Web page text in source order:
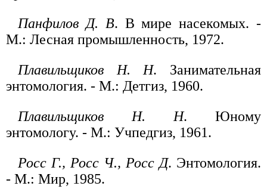
Панфилов Д. В. В мире насекомых. -
М.: Лесная промышленность, 1972.
Плавильщиков Н. Н. Занимательная
энтомология. - М.: Детгиз, 1960.
Плавильщиков Н. Н. Юному
энтомологу. - М.: Учпедгиз, 1961.
Росс Г., Росс Ч., Росс Д. Энтомология.
- М.: Мир, 1985.